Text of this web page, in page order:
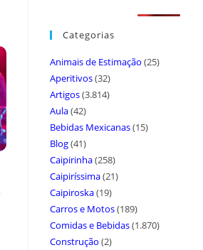
Categorias
Animais de Estimação (25)
Aperitivos(32)
Artigos(3.814)
Aula(42)
Bebidas Mexicanas(15)
Blog(41)
Caipirinha(258)
Caipiríssima(21)
Caipiroska(19)
Carros e Motos(189)
Comidas e Bebidas(1.870)
Construção (2)